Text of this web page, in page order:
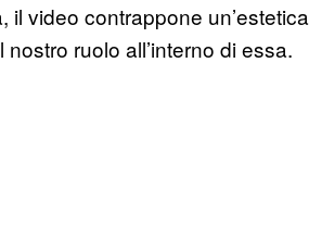
video contrappone un’estetica
ruolo all’interno di essa.